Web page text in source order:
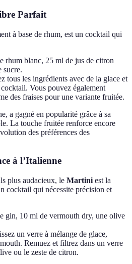
Parfait
à base de rhum, est un cocktail qui
rhum blanc, 25 ml de jus de citron
sucre.
tous les ingrédients avec de la glace et
Vous pouvez également
des fraises pour une variante fruitée.
a gagné en popularité grâce à sa
La touche fruitée renforce encore
des préférences des
à l’Italienne
plus audacieux, le Martini est la
cocktail qui nécessite précision et
gin, 10 ml de vermouth dry, une olive
un verre à mélange de glace,
Remuez et filtrez dans un verre
ou le zeste de citron.